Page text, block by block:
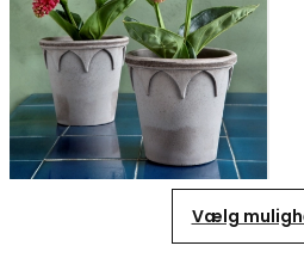
Vælg